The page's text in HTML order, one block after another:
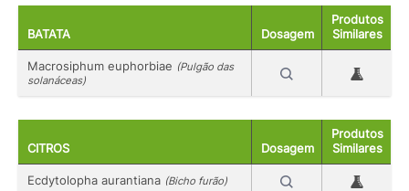
BATATA Dosagem
Produtos
Similares
Macrosiphum euphorbiae (Pulgão das
solanáceas)
CITROS Dosagem
Produtos
Similares
Ecdytolopha aurantiana (Bicho furão)